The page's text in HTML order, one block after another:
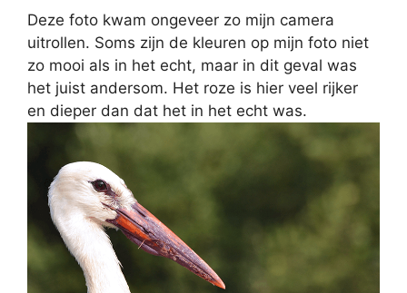
Deze foto kwam ongeveer zo mijn camera
uitrollen. Soms zijn de kleuren op mijn foto niet
zo mooi als in het echt, maar in dit geval was
het juist andersom. Het roze is hier veel rijker
en dieper dan dat het in het echt was.